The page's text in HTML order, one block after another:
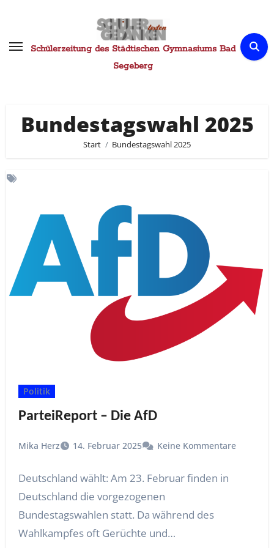
springenSchülerzeitung des Städtischen Gymnasiums Bad
Segeberg
Bundestagswahl 2025
Start Bundestagswahl 2025
Politik
ParteiReport – Die AfD
Mika Herz 14. Februar 2025 Keine Kommentare
Deutschland wählt: Am 23. Februar finden in
Deutschland die vorgezogenen
Bundestagswahlen statt. Da während des
Wahlkampfes oft Gerüchte und